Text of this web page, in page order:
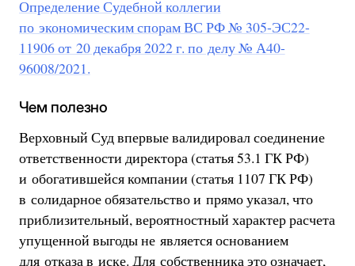
Определение Судебной коллегии
по экономическим спорам ВС РФ № 305-ЭС22-
11906 от 20 декабря 2022 г. по делу № А40-
96008/2021.
Чем полезно
Верховный Суд впервые валидировал соединение
ответственности директора (статья 53.1 ГК РФ)
и обогатившейся компании (статья 1107 ГК РФ)
в солидарное обязательство и прямо указал, что
приблизительный, вероятностный характер расчета
упущенной выгоды не является основанием
для отказа в иске. Для собственника это означает,